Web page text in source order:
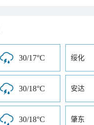
30/17°C 绥化
30/18°C 安达
30/18°C 肇东